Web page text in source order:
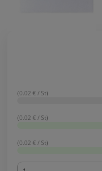
(0.02 € / St)
(0.02 € / St)
(0.02 € / St)
Menge